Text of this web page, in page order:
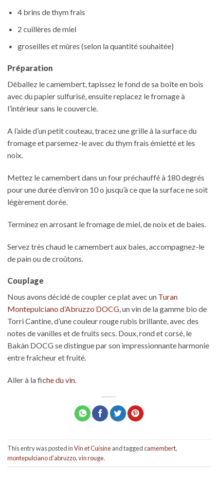
4 brins de thym frais
2 cuillères de miel
groseilles et mûres (selon la quantité souhaitée)
Préparation
Déballez le camembert, tapissez le fond de sa boîte en bois
avec du papier sulfurisé, ensuite replacez le fromage à
l’intérieur sans le couvercle.
A l’aide d’un petit couteau, tracez une grille à la surface du
fromage et parsemez-le avec du thym frais émietté et les
noix.
Mettez le camembert dans un four préchauffé à 180 degrés
pour une durée d’environ 10 o jusqu’à ce que la surface ne soit
légèrement dorée.
Terminez en arrosant le fromage de miel, de noix et de baies.
Servez très chaud le camembert aux baies, accompagnez-le
de pain ou de croûtons.
Couplage
Nous avons décidé de coupler ce plat avec un Turan
Montepulciano d’Abruzzo DOCG, un vin de la gamme bio de
Torri Cantine, d’une couleur rouge rubis brillante, avec des
notes de vanilles et de fruits secs. Doux, rond et corsé, le
Bakàn DOCG se distingue par son impressionnante harmonie
entre fraîcheur et fruité.
Aller à la fiche du vin.
This entry was posted inVin et Cuisineand taggedcamembert,
montepulciano d'abruzzo,vin rouge.